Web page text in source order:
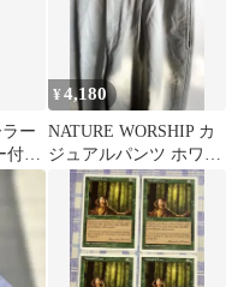
ラー
付
¥4,180
NATURE WORSHIP カ
ジュアルパンツ ホワイ
トグレー 無地 チノパン